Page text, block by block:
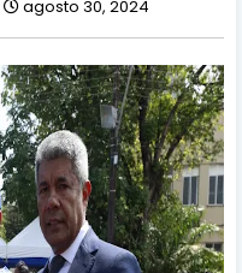
agosto 30, 2024